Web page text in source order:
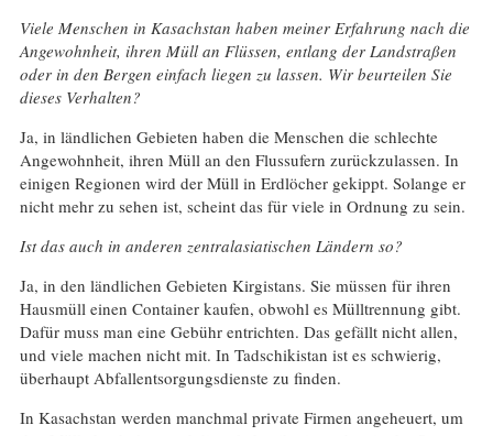
Viele Menschen in Kasachstan haben meiner Erfahrung nach die
Angewohnheit, ihren Müll an Flüssen, entlang der Landstraßen
oder in den Bergen einfach liegen zu lassen. Wir beurteilen Sie
dieses Verhalten?
Ja, in ländlichen Gebieten haben die Menschen die schlechte
Angewohnheit, ihren Müll an den Flussufern zurückzulassen. In
einigen Regionen wird der Müll in Erdlöcher gekippt. Solange er
nicht mehr zu sehen ist, scheint das für viele in Ordnung zu sein.
Ist das auch in anderen zentralasiatischen Ländern so?
Ja, in den ländlichen Gebieten Kirgistans. Sie müssen für ihren
Hausmüll einen Container kaufen, obwohl es Mülltrennung gibt.
Dafür muss man eine Gebühr entrichten. Das gefällt nicht allen,
und viele machen nicht mit. In Tadschikistan ist es schwierig,
überhaupt Abfallentsorgungsdienste zu finden.
In Kasachstan werden manchmal private Firmen angeheuert, um